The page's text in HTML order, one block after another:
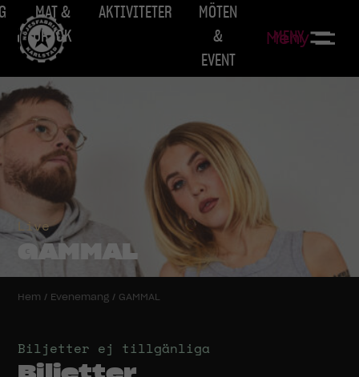
MAT &
DRYCK
AKTIVITETER
MÖTEN
&
EVENT
MENY
Meny
Live
GAMMAL
Hem / Evenemang / GAMMAL
Biljetter ej tillgänliga